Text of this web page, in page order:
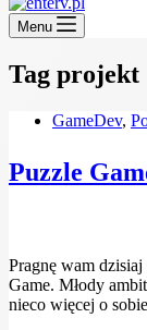
Menu
Tag projekt
GameDev,
Puzzle
Pragnę wam
Game. Młody
nieco więcej o